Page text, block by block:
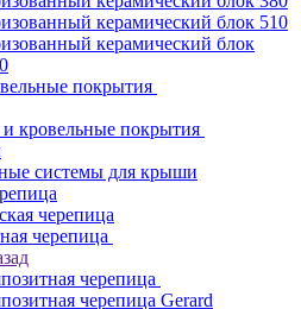
керамический блок 510
керамический блок
покрытия
кровельные покрытия
системы для крыши
черепица
черепица
черепица
черепица Gerard